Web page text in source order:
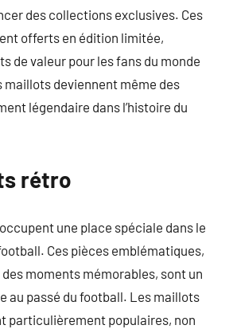
des collections exclusives. Ces
offerts en édition limitée,
de valeur pour les fans du monde
maillots deviennent même des
légendaire dans l’histoire du
rétro
une place spéciale dans le
Ces pièces emblématiques,
moments mémorables, sont un
au passé du football. Les maillots
particulièrement populaires, non